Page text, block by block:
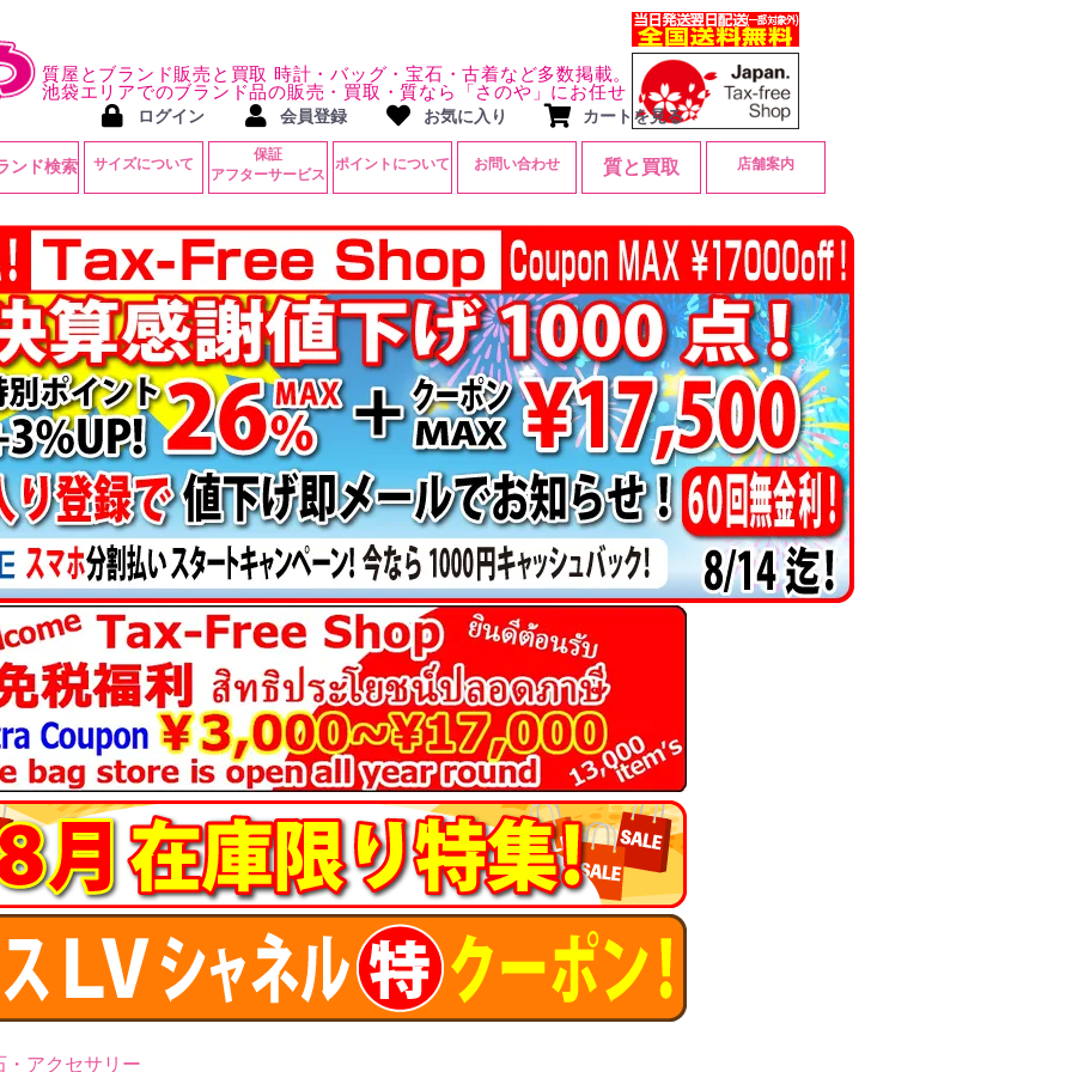
質屋とブランド販売と買取 時計・バッグ・宝石・古着など多数掲載。
池袋エリアでのブランド品の販売・買取・質なら「さのや」にお任せ
ログイン 会員登録 お気に入り カートを見る
ンド検索 サイズについて
保証
アフターサービス
ポイントについて お問い合わせ 質と買取 店舗案内
・アクセサリー